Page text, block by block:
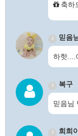
축하
2 믿음님
하핫....
2 복구
믿음님
2 희희